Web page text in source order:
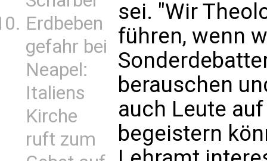
Erdbeben
gefahr bei
Neapel:
Italiens
Kirche
ruft zum
sei. "Wir
führen, wenn
berauschen
auch Leute
begeistern